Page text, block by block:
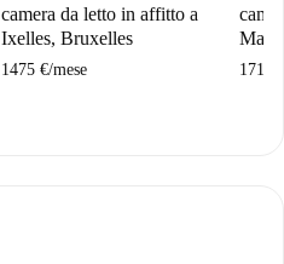
camera da letto in affitto a
Ixelles, Bruxelles
1475 €/mese 1715